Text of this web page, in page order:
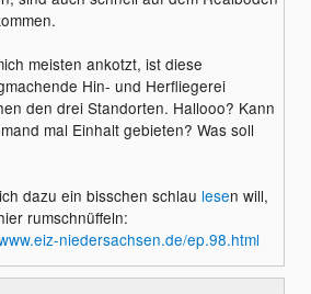
meisten ankotzt, ist diese
Hin- und Herfliegerei
den drei Standorten. Hallooo? Kann
mal Einhalt gebieten? Was soll
dazu ein bisschen schlau lesen will,
rumschnüffeln:
niedersachsen.de/ep.98.html